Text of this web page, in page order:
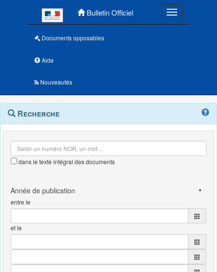
Bulletin Officiel Toggle
Documents opposables
Aide
Nouveautés
Navigation
outils
Menu
contextuel
Recherche
dans le texte intégral des documents
entre le
et le